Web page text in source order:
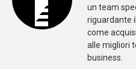
un team
riguardante
come
alle migliori
business.